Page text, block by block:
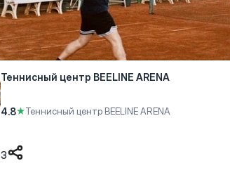
Теннисный центр BEELINE ARENA
4.8★Теннисный центр BEELINE ARENA
3